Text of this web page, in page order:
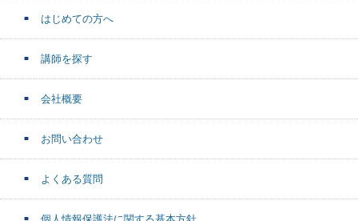
はじめての方へ
講師を探す
会社概要
お問い合わせ
よくある質問